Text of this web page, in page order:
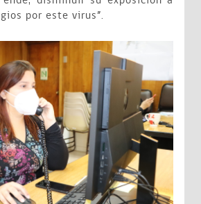
por este virus”.